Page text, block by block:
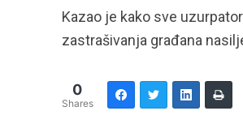
Kazao je kako sve
zastrašivanja građana
0
Shares